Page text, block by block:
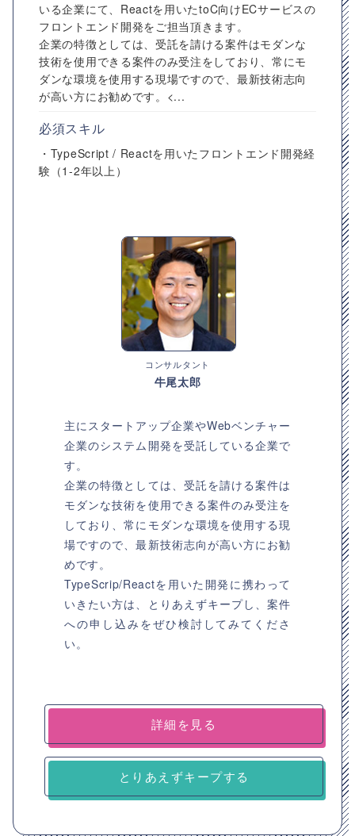
いる企業にて、Reactを用いたtoC向けECサービスの
フロントエンド開発をご担当頂きます。
企業の特徴としては、受託を請ける案件はモダンな
技術を使用できる案件のみ受注をしており、常にモ
ダンな環境を使用する現場ですので、最新技術志向
が高い方にお勧めです。<...
必須スキル
・TypeScript / Reactを用いたフロントエンド開発経
験（1-2年以上）
コンサルタント
牛尾太郎
主にスタートアップ企業やWebベンチャー
企業のシステム開発を受託している企業で
す。
企業の特徴としては、受託を請ける案件は
モダンな技術を使用できる案件のみ受注を
しており、常にモダンな環境を使用する現
場ですので、最新技術志向が高い方にお勧
めです。
TypeScrip/Reactを用いた開発に携わって
いきたい方は、とりあえずキープし、案件
への申し込みをぜひ検討してみてくださ
い。
詳細を見る
とりあえずキープする